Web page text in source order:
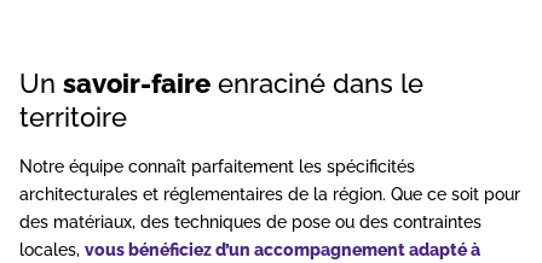
Un savoir-faire enraciné dans le
territoire
Notre équipe connaît parfaitement les spécificités
architecturales et réglementaires de la région. Que ce soit pour
des matériaux, des techniques de pose ou des contraintes
locales, vous bénéficiez d’un accompagnement adapté à